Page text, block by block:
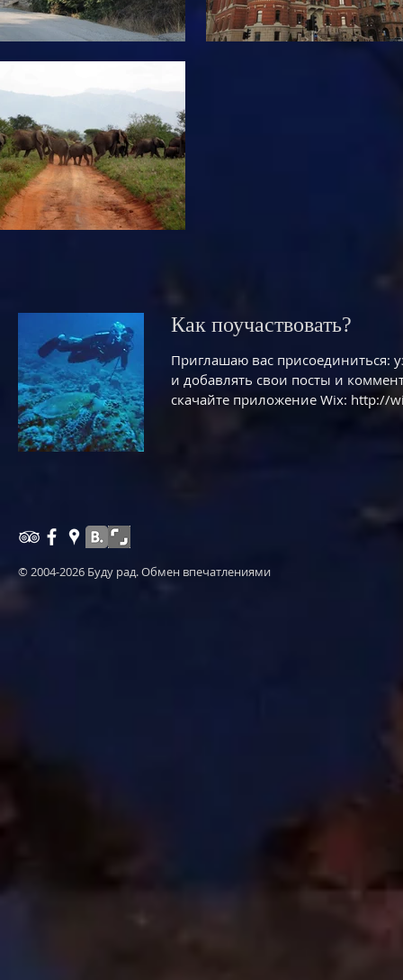
Как поучаствовать?
Приглашаю вас присоединиться:
и добавлять свои посты и
скачайте приложение Wix: http://
© 2004-2026 Буду рад. Обмен впечатлениями